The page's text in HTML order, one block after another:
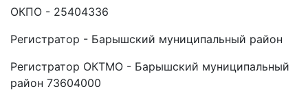
ОКПО - 25404336
Регистратор - Барышский муниципальный район
Регистратор ОКТМО - Барышский муниципальный
район 73604000